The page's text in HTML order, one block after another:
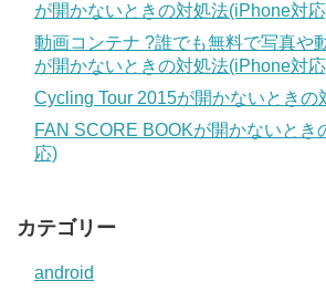
が開かないときの対処法(iPhone対
動画コンテナ ?誰でも無料で写真や
が開かないときの対処法(iPhone対
Cycling Tour 2015が開かないときの
FAN SCORE BOOKが開かないとき
応)
カテゴリー
android